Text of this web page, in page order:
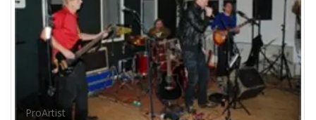
ProArtist